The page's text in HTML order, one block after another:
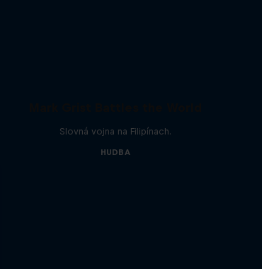
Slovná vojna na Filipínach.
HUDBA